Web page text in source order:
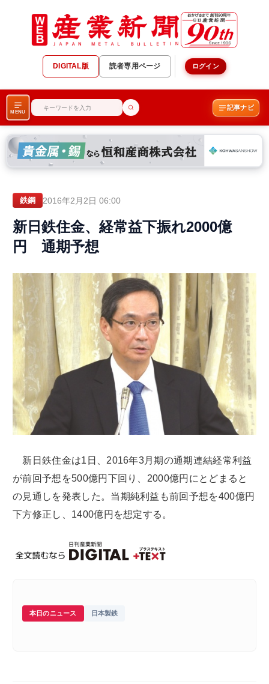
DIGITAL版 読者専用ページ ログイン
MENU
記事ナビ
鉄鋼 2016年2月2日 06:00
新日鉄住金、経常益下振れ2000億
円 通期予想
新日鉄住金は1日、2016年3月期の通期連結経常利益
が前回予想を500億円下回り、2000億円にとどまると
の見通しを発表した。当期純利益も前回予想を400億円
下方修正し、1400億円を想定する。
本日のニュース 日本製鉄